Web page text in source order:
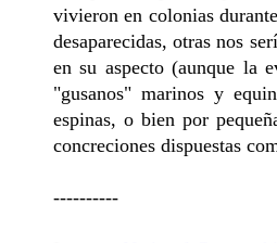
vivieron en colonias
desaparecidas, otras nos
en su aspecto (aunque la
"gusanos" marinos y
espinas, o bien por
concreciones dispuestas
----------